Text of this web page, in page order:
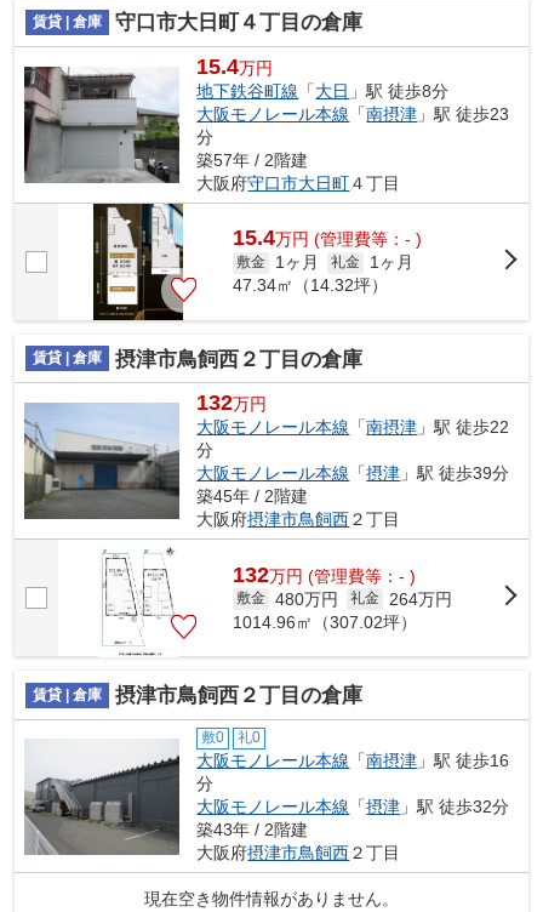
賃貸 | 倉庫 守口市大日町４丁目の倉庫
15.4万円
地下鉄谷町線 「大日 」駅 徒歩8分
大阪モノレール本線 「南摂津 」駅 徒歩23
分
築57年 / 2階建
大阪府守口市大日町４丁目
15.4万円 (管理費等：- )
敷金 1ヶ月 礼金
1ヶ月
47.34㎡（14.32坪）
賃貸 | 倉庫 摂津市鳥飼西２丁目の倉庫
132万円
大阪モノレール本線 「南摂津 」駅 徒歩22
分
大阪モノレール本線 「摂津 」駅 徒歩39分
築45年 / 2階建
大阪府摂津市鳥飼西２丁目
132万円 (管理費等：- )
敷金 480万円 礼金
264万円
1014.96㎡（307.02坪）
賃貸 | 倉庫 摂津市鳥飼西２丁目の倉庫
敷0 礼0
大阪モノレール本線 「南摂津 」駅 徒歩16
分
大阪モノレール本線 「摂津 」駅 徒歩32分
築43年 / 2階建
大阪府摂津市鳥飼西２丁目
現在空き物件情報がありません。